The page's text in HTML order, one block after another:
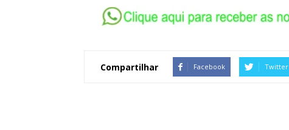
Compartilhar Facebook Twitter